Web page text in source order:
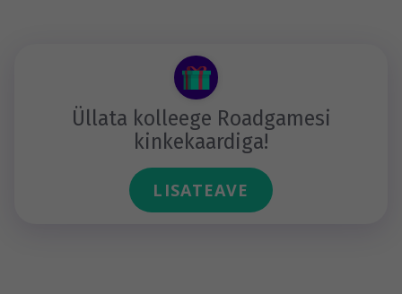
Üllata kolleege Roadgamesi
kinkekaardiga!
LISATEAVE